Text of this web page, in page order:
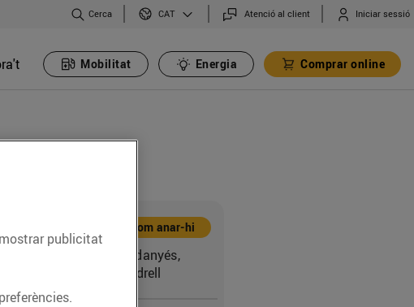
Cerca CAT Atenció al client Iniciar sessió
Mobilitat Energia Comprar online
Com anar-hi
Parcial S1-16 Can Cerdanyés,
A (43700) El Vendrell
publicitat